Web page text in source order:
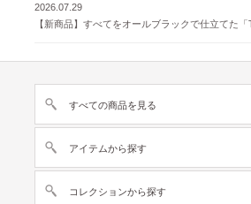
2026.07.29
すべての商品を見る
アイテムから探す
コレクションから探す